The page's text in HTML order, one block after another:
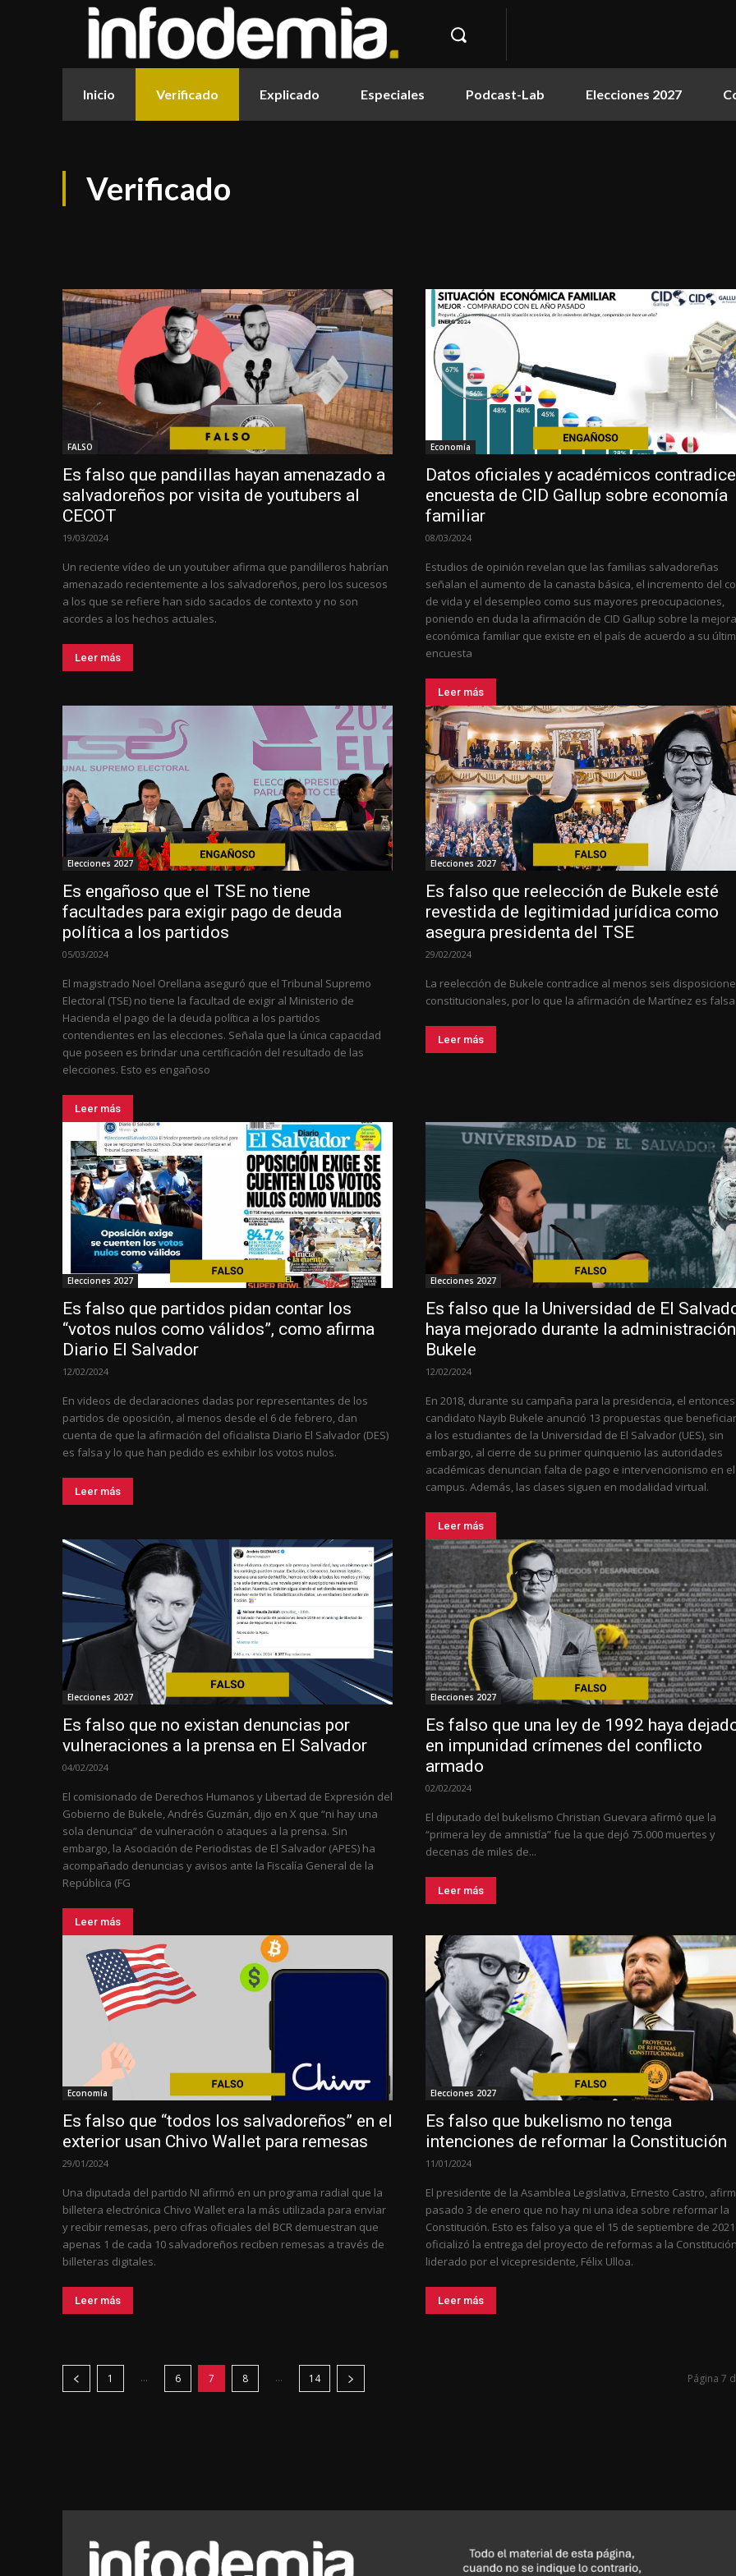
Inicio Verificado Explicado Especiales Podcast-Lab Elecciones 2027
Verificado
FALSO
Es falso que pandillas hayan amenazado a
salvadoreños por visita de youtubers al
CECOT
19/03/2024
Un reciente vídeo de un youtuber afirma que pandilleros habrían
amenazado recientemente a los salvadoreños, pero los sucesos
a los que se refiere han sido sacados de contexto y no son
acordes a los hechos actuales.
Leer más
Economía
Datos oficiales y académicos
encuesta de CID Gallup sobre economía
familiar
08/03/2024
Estudios de opinión revelan que las familias salvadoreñas
señalan el aumento de la canasta básica, el incremento del
de vida y el desempleo como sus mayores preocupaciones,
poniendo en duda la afirmación de CID Gallup sobre la
económica familiar que existe en el país de acuerdo a su
encuesta
Leer más
Elecciones 2027
Es engañoso que el TSE no tiene
facultades para exigir pago de deuda
política a los partidos
05/03/2024
El magistrado Noel Orellana aseguró que el Tribunal Supremo
Electoral (TSE) no tiene la facultad de exigir al Ministerio de
Hacienda el pago de la deuda política a los partidos
contendientes en las elecciones. Señala que la única capacidad
que poseen es brindar una certificación del resultado de las
elecciones. Esto es engañoso
Leer más
Elecciones 2027
Es falso que reelección de Bukele esté
revestida de legitimidad jurídica como
asegura presidenta del TSE
29/02/2024
La reelección de Bukele contradice al menos seis
constitucionales, por lo que la afirmación de Martínez es
Leer más
Elecciones 2027
Es falso que partidos pidan contar los
“votos nulos como válidos”, como afirma
Diario El Salvador
12/02/2024
En videos de declaraciones dadas por representantes de los
partidos de oposición, al menos desde el 6 de febrero, dan
cuenta de que la afirmación del oficialista Diario El Salvador (DES)
es falsa y lo que han pedido es exhibir los votos nulos.
Leer más
Elecciones 2027
Es falso que la Universidad de El
haya mejorado durante la administración
Bukele
12/02/2024
En 2018, durante su campaña para la presidencia, el entonces
candidato Nayib Bukele anunció 13 propuestas que
a los estudiantes de la Universidad de El Salvador (UES), sin
embargo, al cierre de su primer quinquenio las autoridades
académicas denuncian falta de pago e intervencionismo en el
campus. Además, las clases siguen en modalidad virtual.
Leer más
Elecciones 2027
Es falso que no existan denuncias por
vulneraciones a la prensa en El Salvador
04/02/2024
El comisionado de Derechos Humanos y Libertad de Expresión del
Gobierno de Bukele, Andrés Guzmán, dijo en X que “ni hay una
sola denuncia” de vulneración o ataques a la prensa. Sin
embargo, la Asociación de Periodistas de El Salvador (APES) ha
acompañado denuncias y avisos ante la Fiscalía General de la
República (FG
Leer más
Elecciones 2027
Es falso que una ley de 1992 haya
en impunidad crímenes del conflicto
armado
02/02/2024
El diputado del bukelismo Christian Guevara afirmó que la
“primera ley de amnistía” fue la que dejó 75.000 muertes y
decenas de miles de...
Leer más
Economía
Es falso que “todos los salvadoreños” en el
exterior usan Chivo Wallet para remesas
29/01/2024
Una diputada del partido NI afirmó en un programa radial que la
billetera electrónica Chivo Wallet era la más utilizada para enviar
y recibir remesas, pero cifras oficiales del BCR demuestran que
apenas 1 de cada 10 salvadoreños reciben remesas a través de
billeteras digitales.
Leer más
Elecciones 2027
Es falso que bukelismo no tenga
intenciones de reformar la Constitución
11/01/2024
El presidente de la Asamblea Legislativa, Ernesto Castro,
pasado 3 de enero que no hay ni una idea sobre reformar la
Constitución. Esto es falso ya que el 15 de septiembre de
oficializó la entrega del proyecto de reformas a la
liderado por el vicepresidente, Félix Ulloa.
Leer más
1 ... 6 7 8 ... 14 Página 7